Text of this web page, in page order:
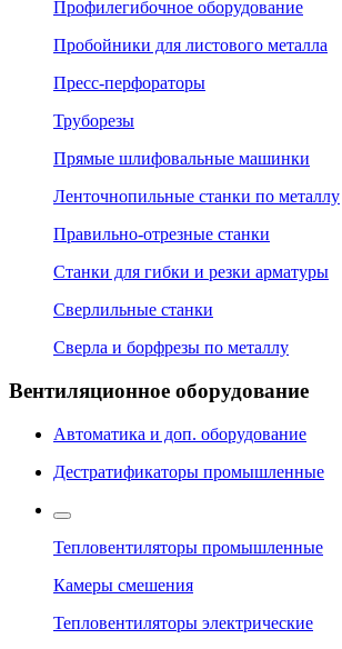
Профилегибочное оборудование
Пробойники для листового металла
Пресс-перфораторы
Труборезы
Прямые шлифовальные машинки
Ленточнопильные станки по металлу
Правильно-отрезные станки
Станки для гибки и резки арматуры
Сверлильные станки
Сверла и борфрезы по металлу
Вентиляционное оборудование
Автоматика и доп. оборудование
Дестратификаторы промышленные
Тепловентиляторы промышленные
Камеры смешения
Тепловентиляторы электрические